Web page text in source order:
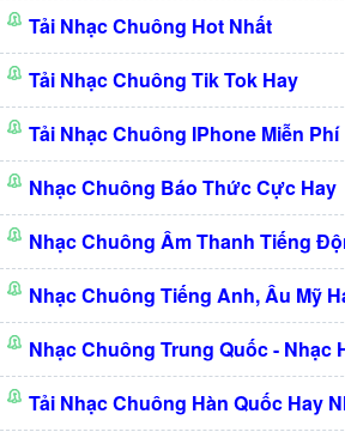
Tải Nhạc Chuông Hot Nhất
Tải Nhạc Chuông Tik Tok Hay
Tải Nhạc Chuông IPhone Miễn Phí
Nhạc Chuông Báo Thức Cực Hay
Nhạc Chuông Âm Thanh Tiếng
Nhạc Chuông Tiếng Anh, Âu Mỹ
Nhạc Chuông Trung Quốc - Nhạc
Tải Nhạc Chuông Hàn Quốc Hay